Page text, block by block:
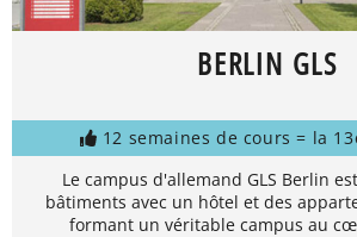
BERLIN GLS
12 semaines de cours = la
Le campus d'allemand GLS Berlin
bâtiments avec un hôtel et des
formant un véritable campus au